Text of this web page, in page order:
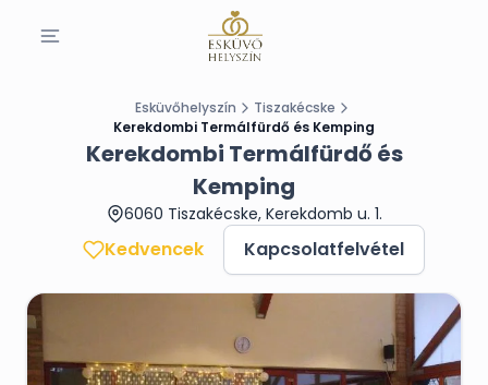
Esküvőhelyszín
Tiszakécske
Kerekdombi Termálfürdő és Kemping
Kerekdombi Termálfürdő és
Kemping
6060 Tiszakécske, Kerekdomb u. 1.
Kedvencek Kapcsolatfelvétel